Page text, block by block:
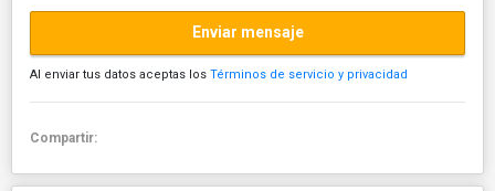
Enviar mensaje
Al enviar tus datos aceptas los Términos de servicio y privacidad
Compartir: